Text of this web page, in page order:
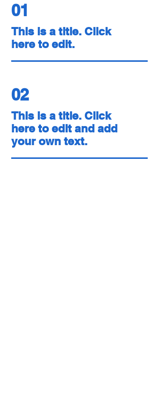
01
This is a title. Click
here to edit.
02
This is a title. Click
here to edit and add
your own text.